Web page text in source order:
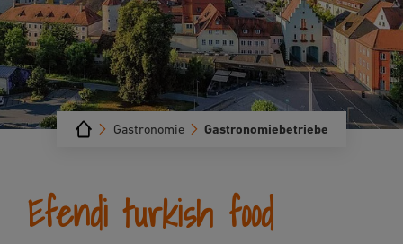
Gastronomiebetriebe
Gastronomie
Efendi turkish food